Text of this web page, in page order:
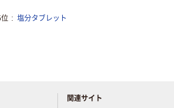
塩分タブレット
関連サイト